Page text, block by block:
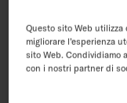
48 Bevande · Con vitamine
Questo sito Web
migliorare l’esperienza
sito Web. Condividiamo
con i nostri partner di